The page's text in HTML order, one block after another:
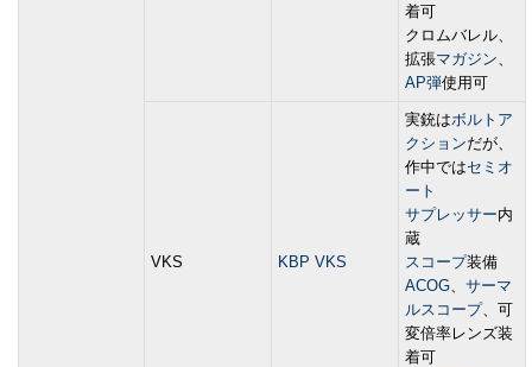
着可
クロムバレル、
拡張マガジン、
AP弾使用可
VKS KBP VKS
実銃はボルトア
クションだが、
作中ではセミオ
ート
サプレッサー内
蔵
スコープ装備
ACOG、 サーマ
ルスコープ、可
変倍率レンズ装
着可